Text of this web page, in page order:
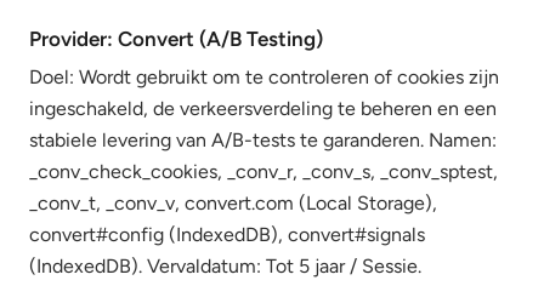
Provider: Convert (A/B Testing)
Doel: Wordt gebruikt om te controleren of cookies zijn
ingeschakeld, de verkeersverdeling te beheren en een
stabiele levering van A/B-tests te garanderen. Namen:
_conv_check_cookies, _conv_r, _conv_s, _conv_sptest,
_conv_t, _conv_v, convert.com (Local Storage),
convert#config (IndexedDB), convert#signals
(IndexedDB). Vervaldatum: Tot 5 jaar / Sessie.